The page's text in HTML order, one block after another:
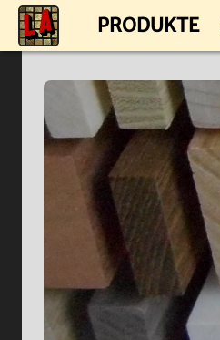
PRODUKTE